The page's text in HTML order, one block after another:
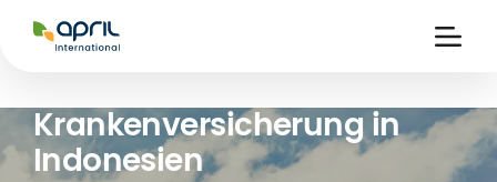
International
Krankenversicherung in
Indonesien